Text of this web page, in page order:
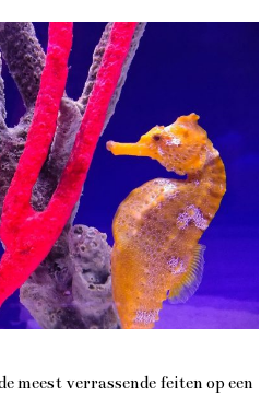
meest verrassende feiten op een